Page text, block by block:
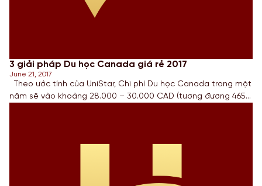
3 giải pháp Du học Canada giá rẻ 2017
June 21, 2017
Theo ước tính của UniStar, Chi phí Du học Canada trong một
năm sẽ vào khoảng 28.000 – 30.000 CAD (tương đương 465